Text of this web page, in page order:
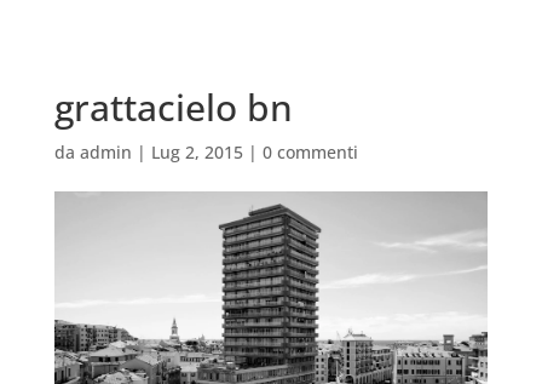
grattacielo bn
da admin | Lug 2, 2015| 0 commenti